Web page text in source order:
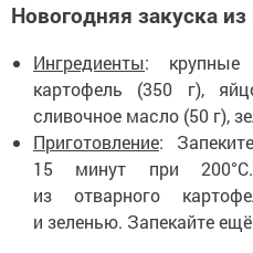
Новогодняя закуска
Ингредиенты: крупные
картофель (350 г),
сливочное масло (50 г),
Приготовление:
15 минут при
из отварного
и зеленью. Запекайте